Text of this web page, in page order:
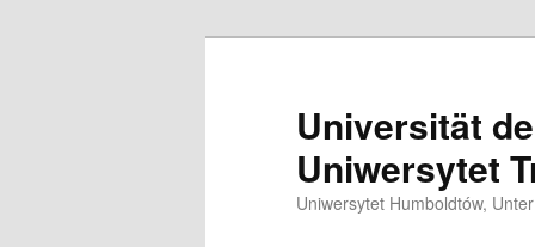
Universität
Uniwersytet
Uniwersytet Humboldtów,